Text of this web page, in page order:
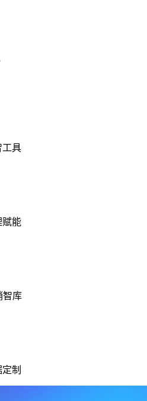
工具
赋能
智库
制